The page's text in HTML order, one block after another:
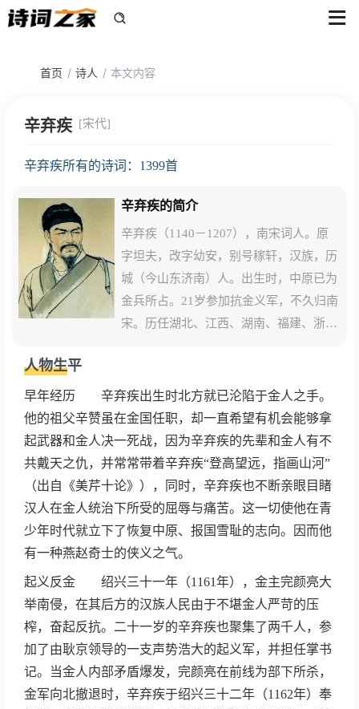
首页 诗人 本文内容
辛弃疾 [宋代]
辛弃疾所有的诗词：1399首
辛弃疾的简介
辛弃疾（1140－1207），南宋词人。原
字坦夫，改字幼安，别号稼轩，汉族，历
城（今山东济南）人。出生时，中原已为
金兵所占。21岁参加抗金义军，不久归南
宋。历任湖北、江西、湖南、福建、浙东
抒写力图恢复国家统一的爱国热情，倾诉
壮志难酬的悲愤，对当时执政者的屈辱求
和颇多谴责；也有不少吟咏祖国河山的作
品。题材广阔又善化用前人典故入词，风
格沉雄豪迈又不乏细腻柔媚之处。由于辛
弃疾的抗金主张与当政的主和派政见不
合，后被弹劾落职，退隐江西带湖。
人物生平
早年经历 辛弃疾出生时北方就已沦陷于金人之手。
他的祖父辛赞虽在金国任职，却一直希望有机会能够拿
起武器和金人决一死战，因为辛弃疾的先辈和金人有不
共戴天之仇，并常常带着辛弃疾“登高望远，指画山河”
（出自《美芹十论》），同时，辛弃疾也不断亲眼目睹
汉人在金人统治下所受的屈辱与痛苦。这一切使他在青
少年时代就立下了恢复中原、报国雪耻的志向。因而他
有一种燕赵奇士的侠义之气。
起义反金 绍兴三十一年（1161年），金主完颜亮大
举南侵，在其后方的汉族人民由于不堪金人严苛的压
榨，奋起反抗。二十一岁的辛弃疾也聚集了两千人，参
加了由耿京领导的一支声势浩大的起义军，并担任掌书
记。当金人内部矛盾爆发，完颜亮在前线为部下所杀，
金军向北撤退时，辛弃疾于绍兴三十二年（1162年）奉